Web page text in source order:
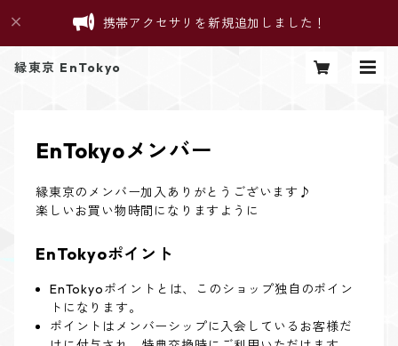
携帯アクセサリを新規追加しました！
縁東京 EnTokyo
EnTokyoメンバー
縁東京のメンバー加入ありがとうございます♪
楽しいお買い物時間になりますように
EnTokyoポイント
EnTokyoポイントとは、このショップ独自のポイン
トになります。
ポイントはメンバーシップに入会しているお客様だ